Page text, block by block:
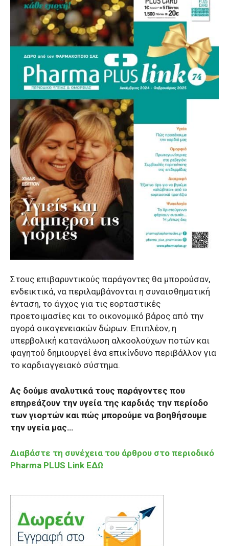
Στους επιβαρυντικούς παράγοντες θα μπορούσαν,
ενδεικτικά, να περιλαμβάνονται η συναισθηματική
ένταση, το άγχος για τις εορταστικές
προετοιμασίες και το οικονομικό βάρος από την
αγορά οικογενειακών δώρων. Επιπλέον, η
υπερβολική κατανάλωση αλκοολούχων ποτών και
φαγητού δημιουργεί ένα επικίνδυνο περιβάλλον για
το καρδιαγγειακό σύστημα.
Ας δούμε αναλυτικά τους παράγοντες που
επηρεάζουν την υγεία της καρδιάς την περίοδο
των γιορτών και πώς μπορούμε να βοηθήσουμε
την υγεία μας…
Διαβάστε τη συνέχεια του άρθρου στο περιοδικό
Pharma PLUS Link ΕΔΩ